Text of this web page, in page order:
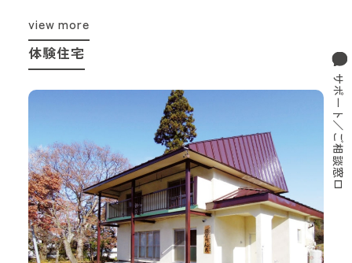
view more
体験住宅
サポート／ご相談窓口